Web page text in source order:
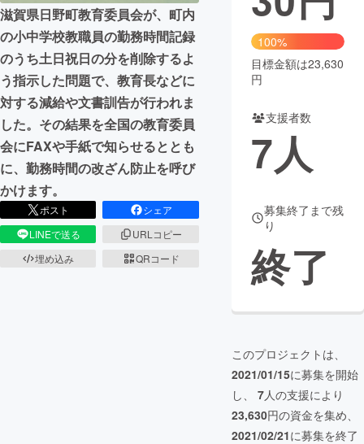
ビジネス・起業 チャレンジ
まちづくり・地域活性化
CAMPFIRE for Social Good
CAMPFIRE Creation
CAMPFIREふるさと納税machi-ya コミュニティ
滋賀県日野町教育委員会が、町内
の小中学校教職員の勤務時間記録
のうち土日祝日の分を削除するよ
う指示した問題で、教育長などに
対する減給や文書訓告が行われま
した。その結果を全国の教育委員
会にFAXや手紙で知らせるととも
に、勤務時間の改ざん防止を呼び
かけます。
ポスト
シェア
LINEで送る
URLコピー
埋め込み
QRコード
100%
目標金額は23,630
円
支援者数
7人
募集終了まで残
り
終了
このプロジェクトは、
2021/01/15に募集を開始
し、 7人の支援により
23,630円の資金を集め、
2021/02/21に募集を終了